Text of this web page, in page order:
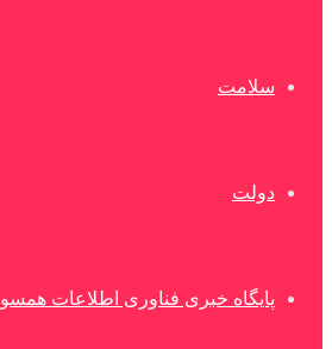
سلامت
دولت
پایگاه خبری فناوری اطلاعات همسو